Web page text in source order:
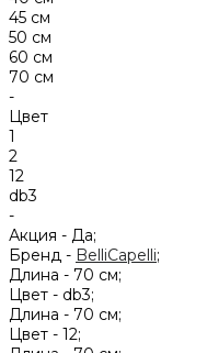
45 см
50 см
60 см
70 см
-
Цвет
1
2
12
db3
-
Акция - Да;
Бренд - BelliCapelli;
Длина - 70 см;
Цвет - db3;
Длина - 70 см;
Цвет - 12;